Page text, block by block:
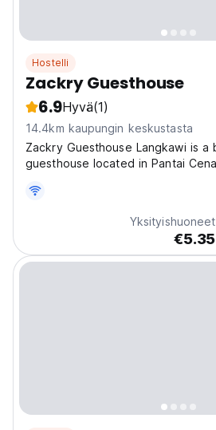
Hostelli
Zackry Guesthouse
6.9Hyvä(1)
14.4km kaupungin keskustasta
Zackry Guesthouse Langkawi is
guesthouse located in Pantai
within a 10-minute walk to Pantai
making it convenient for
Yksityishuoneet
€5.35